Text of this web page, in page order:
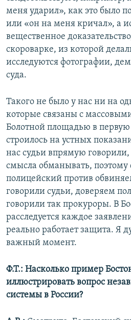
меня ударил», как это было
или «он на меня кричал», а
вещественное
скороварке, из которой
исследуются фотографии,
суда.
Такого не было у нас ни на
которые связаны с
Болотной площадью в первую
строилось на устных
нас судьи впрямую
смысла обманывать, поэтому
полицейский против
говорили судьи, доверяем
говорили так прокуроры. В
расследуется каждое
реально работает защита. Я
важный момент.
Ф.Т.: Насколько пример
иллюстрировать вопрос
системы в России?